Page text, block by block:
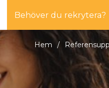
Behöver du rekrytera?
Hem /